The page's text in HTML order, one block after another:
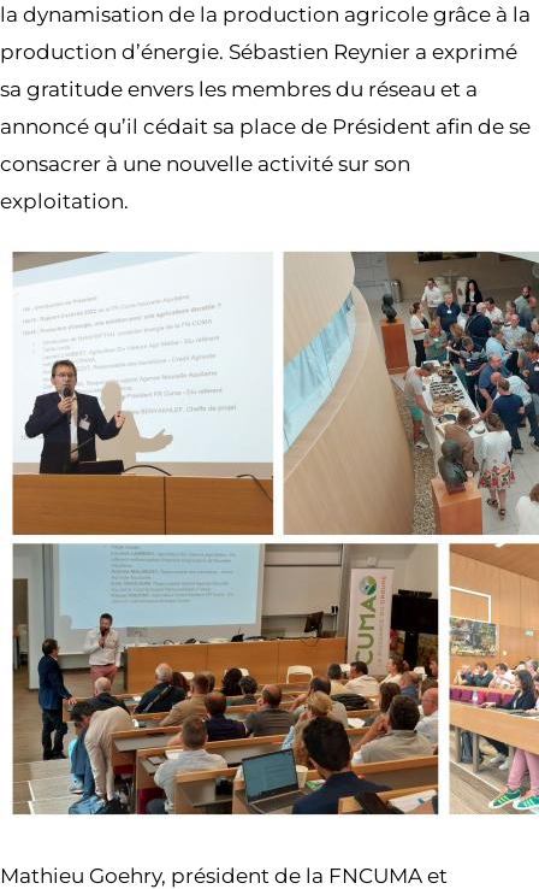
la dynamisation de la production agricole grâce à la
production d’énergie. Sébastien Reynier a exprimé
sa gratitude envers les membres du réseau et a
annoncé qu’il cédait sa place de Président afin de se
consacrer à une nouvelle activité sur son
exploitation.
Mathieu Goehry, président de la FNCUMA et